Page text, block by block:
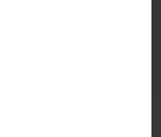
welke